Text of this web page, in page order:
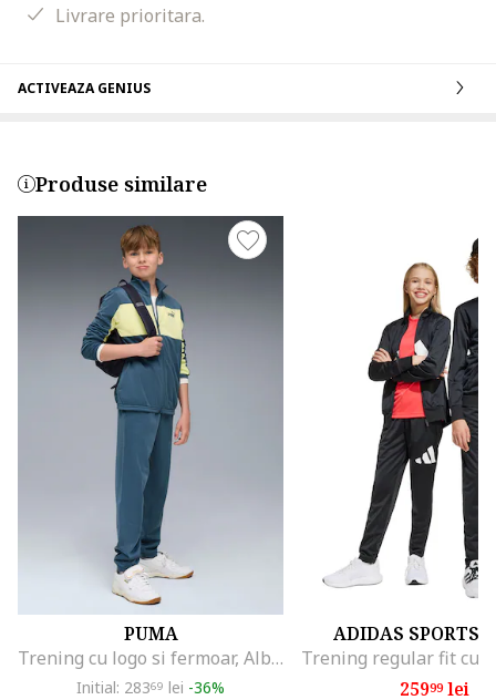
Livrare prioritara.
ACTIVEAZA GENIUS
Produse similare
PUMA
Trening cu logo si fermoar, Albastru inchis/Verde fistic
Initial: 28369 lei -36%
ADIDAS
25999lei